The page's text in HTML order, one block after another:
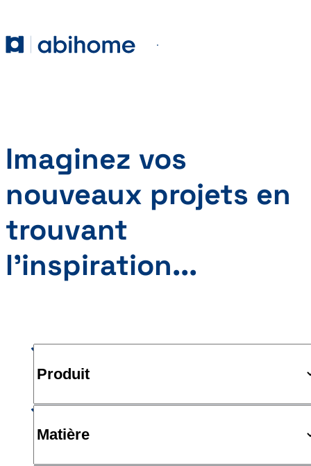
Abihome
Imaginez vos
nouveaux projets en
trouvant
l’inspiration...